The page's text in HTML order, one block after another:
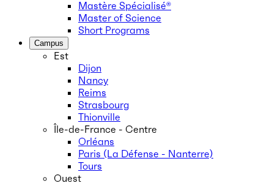
Mastère Spécialisé®
Master of Science
Short Programs
Campus
Est
Dijon
Nancy
Reims
Strasbourg
Thionville
Île-de-France - Centre
Orléans
Paris (La Défense - Nanterre)
Tours
Ouest